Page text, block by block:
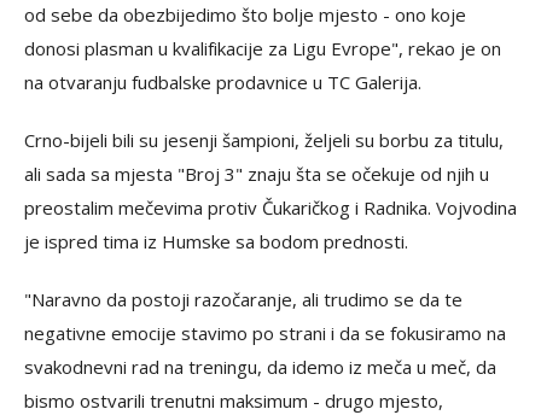
od sebe da obezbijedimo što bolje mjesto - ono koje
donosi plasman u kvalifikacije za Ligu Evrope", rekao je on
na otvaranju fudbalske prodavnice u TC Galerija.
Crno-bijeli bili su jesenji šampioni, željeli su borbu za titulu,
ali sada sa mjesta "Broj 3" znaju šta se očekuje od njih u
preostalim mečevima protiv Čukaričkog i Radnika. Vojvodina
je ispred tima iz Humske sa bodom prednosti.
"Naravno da postoji razočaranje, ali trudimo se da te
negativne emocije stavimo po strani i da se fokusiramo na
svakodnevni rad na treningu, da idemo iz meča u meč, da
bismo ostvarili trenutni maksimum - drugo mjesto,